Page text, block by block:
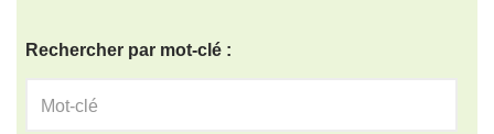
Rechercher par mot-clé :